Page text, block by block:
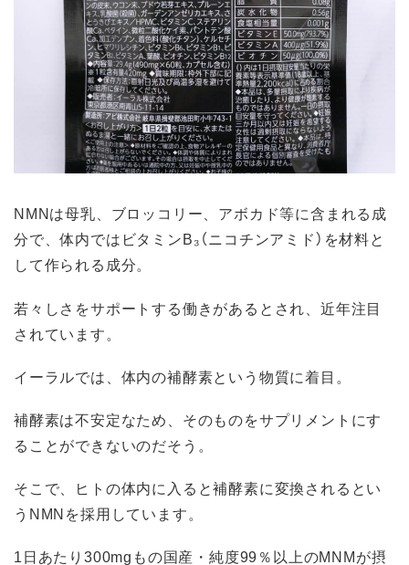
NMNは母乳、ブロッコリー、アボカド等に含まれる成
分で、体内ではビタミンB₃（ニコチンアミド）を材料と
して作られる成分。
若々しさをサポートする働きがあるとされ、近年注目
されています。
イーラルでは、体内の補酵素という物質に着目。
補酵素は不安定なため、そのものをサプリメントにす
ることができないのだそう。
そこで、ヒトの体内に入ると補酵素に変換されるとい
うNMNを採用しています。
1日あたり300mgもの国産・純度99％以上のMNMが摂